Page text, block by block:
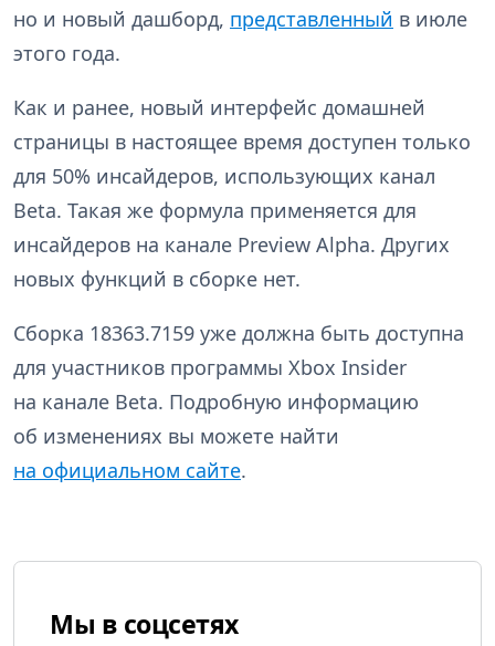
но и новый дашборд, представленный в июле
этого года.
Как и ранее, новый интерфейс домашней
страницы в настоящее время доступен только
для 50% инсайдеров, использующих канал
Beta. Такая же формула применяется для
инсайдеров на канале Preview Alpha. Других
новых функций в сборке нет.
Сборка 18363.7159 уже должна быть доступна
для участников программы Xbox Insider
на канале Beta. Подробную информацию
об изменениях вы можете найти
на официальном сайте.
Мы в соцсетях